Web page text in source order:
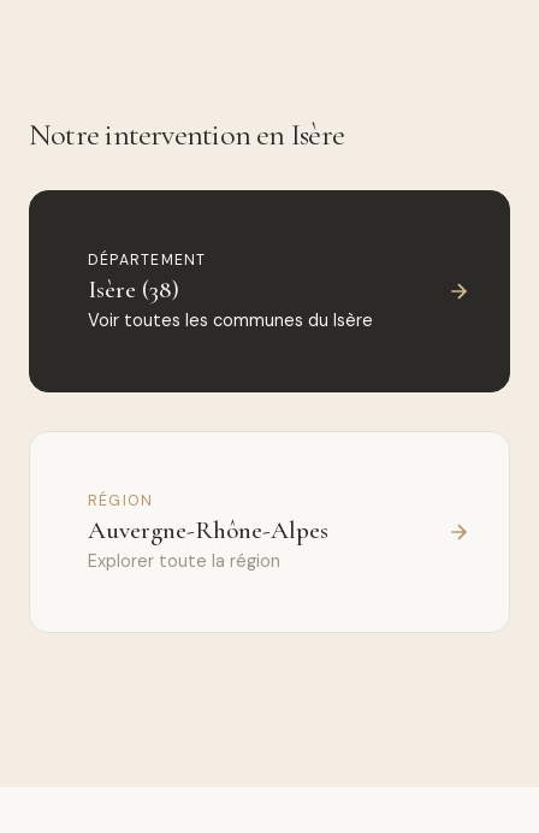
Notre intervention en Isère
DÉPARTEMENT
Isère (38)
Voir toutes les communes du Isère
RÉGION
Auvergne-Rhône-Alpes
Explorer toute la région